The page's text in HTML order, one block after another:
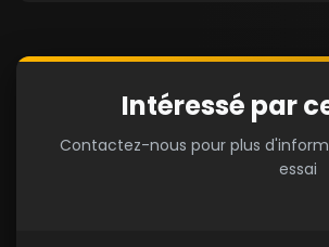
Intéressé par
Contactez-nous pour plus
essai